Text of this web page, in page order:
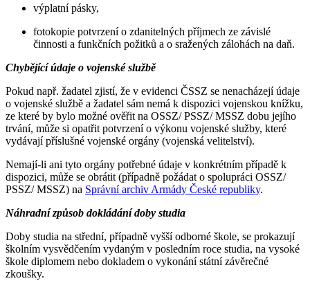
výplatní pásky,
fotokopie potvrzení o zdanitelných příjmech ze závislé
činnosti a funkčních požitků a o sražených zálohách na daň.
Chybějící údaje o vojenské službě
Pokud např. žadatel zjistí, že v evidenci ČSSZ se nenacházejí údaje
o vojenské službě a žadatel sám nemá k dispozici vojenskou knížku,
ze které by bylo možné ověřit na OSSZ/ PSSZ/ MSSZ dobu jejího
trvání, může si opatřit potvrzení o výkonu vojenské služby, které
vydávají příslušné vojenské orgány (vojenská velitelství).
Nemají-li ani tyto orgány potřebné údaje v konkrétním případě k
dispozici, může se obrátit (případně požádat o spolupráci OSSZ/
PSSZ/ MSSZ) na Správní archiv Armády České republiky.
Náhradní způsob dokládání doby studia
Doby studia na střední, případně vyšší odborné škole, se prokazují
školním vysvědčením vydaným v posledním roce studia, na vysoké
škole diplomem nebo dokladem o vykonání státní závěrečné
zkoušky.